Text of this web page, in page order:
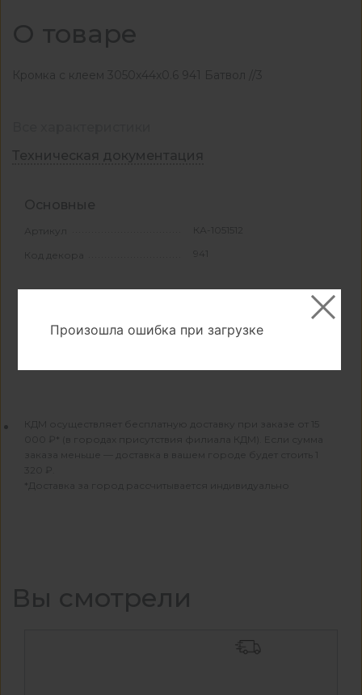
О товаре
Кромка с клеем 3050x44x0.6 941 Батвол //3
Техническая документация
Основные
Артикул КА-1051512
Код декора 941
Тип поверхности Камень
КДМ осуществляет бесплатную доставку при заказе от 15
000 ₽* (в городах присутствия филиала КДМ). Если сумма
заказа меньше — доставка в вашем городе будет стоить 1
320 ₽.
*Доставка за город рассчитывается индивидуально
Вы смотрели
Произошла ошибка при загрузке